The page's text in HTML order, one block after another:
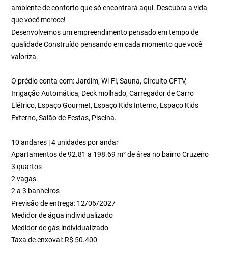
ambiente de conforto que só encontrará aqui. Descubra a vida
que você merece!
Desenvolvemos um empreendimento pensado em tempo de
qualidade Construído pensando em cada momento que você
valoriza.
O prédio conta com: Jardim, Wi-Fi, Sauna, Circuito CFTV,
Irrigação Automática, Deck molhado, Carregador de Carro
Elétrico, Espaço Gourmet, Espaço Kids Interno, Espaço Kids
Externo, Salão de Festas, Piscina.
10 andares | 4 unidades por andar
Apartamentos de 92.81 a 198.69 m² de área no bairro Cruzeiro
3 quartos
2 vagas
2 a 3 banheiros
Previsão de entrega: 12/06/2027
Medidor de água individualizado
Medidor de gás individualizado
Taxa de enxoval: R$ 50.400